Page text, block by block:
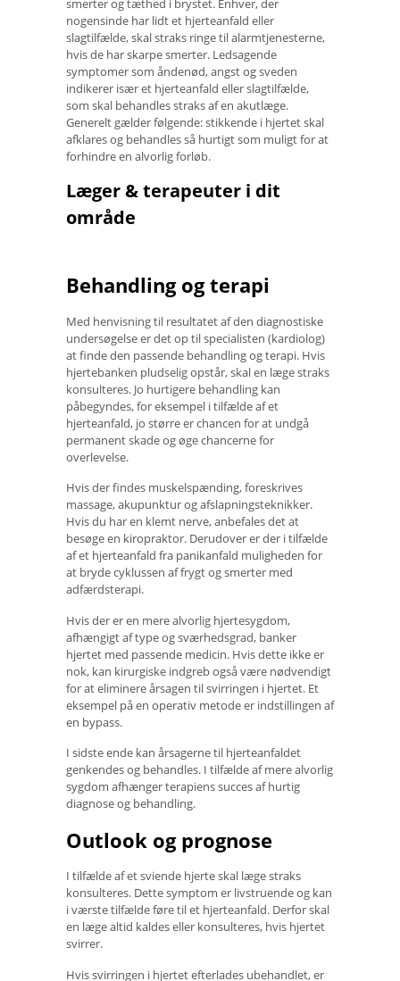
smerter og tæthed i brystet. Enhver, der
nogensinde har lidt et hjerteanfald eller
slagtilfælde, skal straks ringe til alarmtjenesterne,
hvis de har skarpe smerter. Ledsagende
symptomer som åndenød, angst og sveden
indikerer især et hjerteanfald eller slagtilfælde,
som skal behandles straks af en akutlæge.
Generelt gælder følgende: stikkende i hjertet skal
afklares og behandles så hurtigt som muligt for at
forhindre en alvorlig forløb.
Læger & terapeuter i dit
område
Behandling og terapi
Med henvisning til resultatet af den diagnostiske
undersøgelse er det op til specialisten (kardiolog)
at finde den passende behandling og terapi. Hvis
hjertebanken pludselig opstår, skal en læge straks
konsulteres. Jo hurtigere behandling kan
påbegyndes, for eksempel i tilfælde af et
hjerteanfald, jo større er chancen for at undgå
permanent skade og øge chancerne for
overlevelse.
Hvis der findes muskelspænding, foreskrives
massage, akupunktur og afslapningsteknikker.
Hvis du har en klemt nerve, anbefales det at
besøge en kiropraktor. Derudover er der i tilfælde
af et hjerteanfald fra panikanfald muligheden for
at bryde cyklussen af ​​frygt og smerter med
adfærdsterapi.
Hvis der er en mere alvorlig hjertesygdom,
afhængigt af type og sværhedsgrad, banker
hjertet med passende medicin. Hvis dette ikke er
nok, kan kirurgiske indgreb også være nødvendigt
for at eliminere årsagen til svirringen i hjertet. Et
eksempel på en operativ metode er indstillingen af
​​en bypass.
I sidste ende kan årsagerne til hjerteanfaldet
genkendes og behandles. I tilfælde af mere alvorlig
sygdom afhænger terapiens succes af hurtig
diagnose og behandling.
Outlook og prognose
I tilfælde af et sviende hjerte skal læge straks
konsulteres. Dette symptom er livstruende og kan
i værste tilfælde føre til et hjerteanfald. Derfor skal
en læge altid kaldes eller konsulteres, hvis hjertet
svirrer.
Hvis svirringen i hjertet efterlades ubehandlet, er